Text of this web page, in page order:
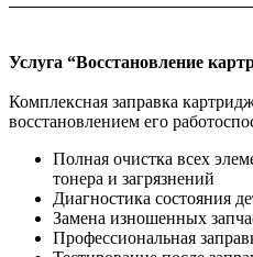
Услуга “Восстановление
Комплексная заправка
восстановлением его
Полная очистка всех
тонера и загрязнений
Диагностика состояния
Замена изношенных
Профессиональная